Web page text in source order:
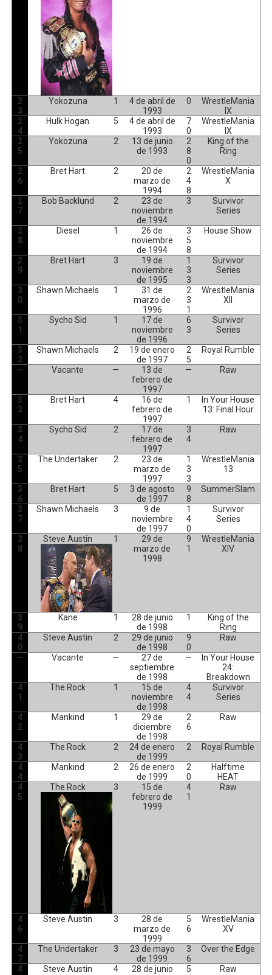
2
3
Yokozuna 1
4 de abril de
1993
0
WrestleMania
IX
2
4
Hulk Hogan 5
4 de abril de
1993
7
0
WrestleMania
IX
2
5
Yokozuna 2
13 de junio
de 1993
2
8
0
King of the
Ring
2
6
Bret Hart 2
20 de
marzo de
1994
2
4
8
WrestleMania
X
2
7
Bob Backlund 2
23 de
noviembre
de 1994
3
Survivor
Series
2
8
Diesel 1
26 de
noviembre
de 1994
3
5
8
House Show
2
9
Bret Hart 3
19 de
noviembre
de 1995
1
3
3
Survivor
Series
3
0
Shawn Michaels 1
31 de
marzo de
1996
2
3
1
WrestleMania
XII
3
1
Sycho Sid 1
17 de
noviembre
de 1996
6
3
Survivor
Series
3
2
Shawn Michaels 2
19 de enero
de 1997
2
5
Royal Rumble
— Vacante —
13 de
febrero de
1997
— Raw
3
3
Bret Hart 4
16 de
febrero de
1997
1
In Your House
13: Final Hour
3
4
Sycho Sid 2
17 de
febrero de
1997
3
4
Raw
3
5
The Undertaker 2
23 de
marzo de
1997
1
3
3
WrestleMania
13
3
6
Bret Hart 5
3 de agosto
de 1997
9
8
SummerSlam
3
7
Shawn Michaels 3
9 de
noviembre
de 1997
1
4
0
Survivor
Series
3
8
Steve Austin 1
29 de
marzo de
1998
9
1
WrestleMania
XIV
3
9
Kane 1
28 de junio
de 1998
1
King of the
Ring
4
0
Steve Austin 2
29 de junio
de 1998
9
0
Raw
— Vacante —
27 de
septiembre
de 1998
—
In Your House
24:
Breakdown
4
1
The Rock 1
15 de
noviembre
de 1998
4
4
Survivor
Series
4
2
Mankind 1
29 de
diciembre
de 1998
2
6
Raw
4
3
The Rock 2
24 de enero
de 1999
2 Royal Rumble
4
4
Mankind 2
26 de enero
de 1999
2
0
Halftime
HEAT
4
5
The Rock 3
15 de
febrero de
1999
4
1
Raw
4
6
Steve Austin 3
28 de
marzo de
1999
5
6
WrestleMania
XV
4
7
The Undertaker 3
23 de mayo
de 1999
3
6
Over the Edge
4
Steve Austin 4
28 de junio
5
Raw